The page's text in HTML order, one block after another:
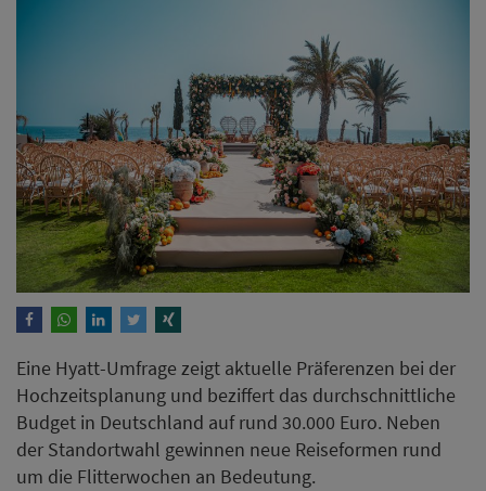
Eine Hyatt-Umfrage zeigt aktuelle Präferenzen bei der
Hochzeitsplanung und beziffert das durchschnittliche
Budget in Deutschland auf rund 30.000 Euro. Neben
der Standortwahl gewinnen neue Reiseformen rund
um die Flitterwochen an Bedeutung.